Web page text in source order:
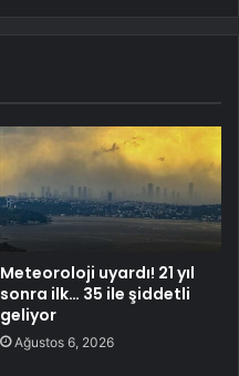
Meteoroloji uyardı! 21 yıl
sonra ilk… 35 ile şiddetli
geliyor
Ağustos 6, 2026